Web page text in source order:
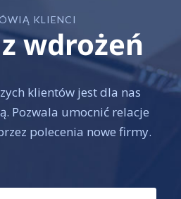
KLIENCI
wdrożeń
klientów jest dla nas
Pozwala umocnić relacje
polecenia nowe firmy.